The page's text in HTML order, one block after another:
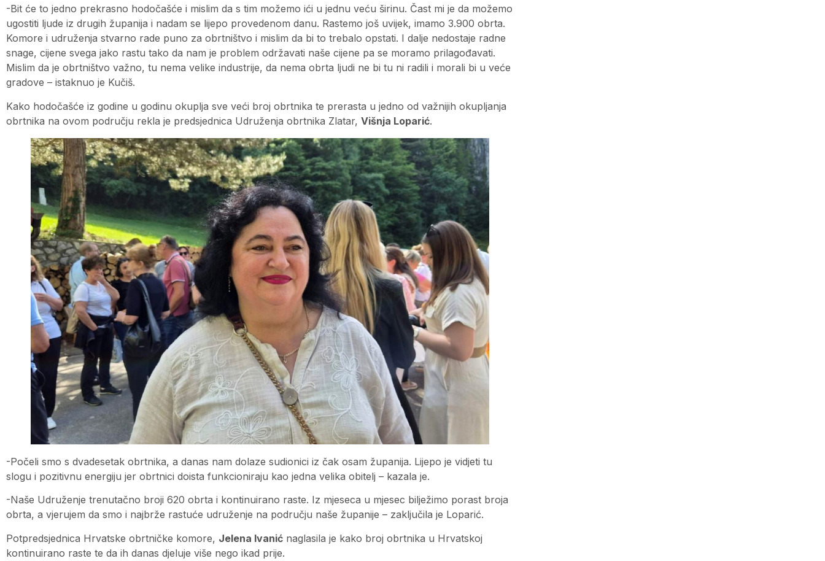
-Bit će to jedno prekrasno hodočašće i mislim da s tim možemo ići u jednu veću širinu. Čast mi je da možemo
ugostiti ljude iz drugih županija i nadam se lijepo provedenom danu. Rastemo još uvijek, imamo 3.900 obrta.
Komore i udruženja stvarno rade puno za obrtništvo i mislim da bi to trebalo opstati. I dalje nedostaje radne
snage, cijene svega jako rastu tako da nam je problem održavati naše cijene pa se moramo prilagođavati.
Mislim da je obrtništvo važno, tu nema velike industrije, da nema obrta ljudi ne bi tu ni radili i morali bi u veće
gradove – istaknuo je Kučiš.
Kako hodočašće iz godine u godinu okuplja sve veći broj obrtnika te prerasta u jedno od važnijih okupljanja
obrtnika na ovom području rekla je predsjednica Udruženja obrtnika Zlatar, Višnja Loparić.
-Počeli smo s dvadesetak obrtnika, a danas nam dolaze sudionici iz čak osam županija. Lijepo je vidjeti tu
slogu i pozitivnu energiju jer obrtnici doista funkcioniraju kao jedna velika obitelj – kazala je.
-Naše Udruženje trenutačno broji 620 obrta i kontinuirano raste. Iz mjeseca u mjesec bilježimo porast broja
obrta, a vjerujem da smo i najbrže rastuće udruženje na području naše županije – zaključila je Loparić.
Potpredsjednica Hrvatske obrtničke komore, Jelena Ivanić naglasila je kako broj obrtnika u Hrvatskoj
kontinuirano raste te da ih danas djeluje više nego ikad prije.